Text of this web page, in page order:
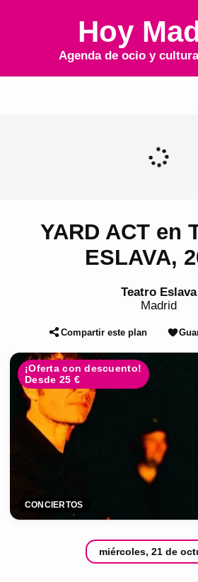
Hoy
Agenda de ocio y
YARD ACT en
ESLAVA,
Teatro Eslava
Madrid
Compartir este plan
¡Oferta con descuento!
Desde 25 €
CONCIERTOS
miércoles, 21 de